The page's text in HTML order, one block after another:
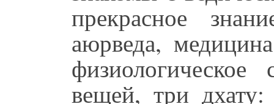
прекрасное
аюрведа,
вещей, три